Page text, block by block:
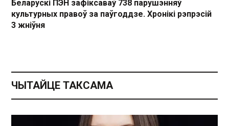
Беларускі ПЭН зафіксаваў 738 парушэнняў
культурных правоў за паўгоддзе. Хронікі рэпрэсій
3 жніўня
ЧЫТАЙЦЕ ТАКСАМА